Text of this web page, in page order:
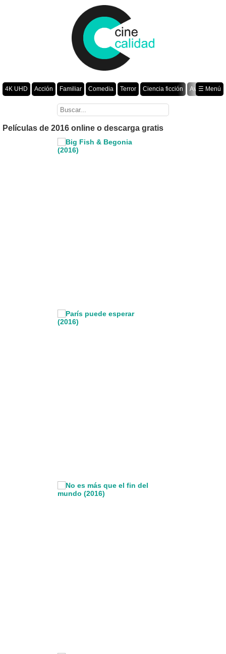
4K UHD Acción Familiar Comedia Terror Ciencia ficción
Aventura
Romance Fantasía Drama Animación Crimen
☰ Menú
Películas de 2016 online o descarga gratis